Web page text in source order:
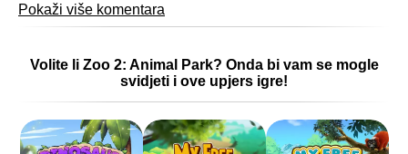
Pokaži više komentara
Volite li Zoo 2: Animal Park? Onda bi vam se mogle
svidjeti i ove upjers igre!